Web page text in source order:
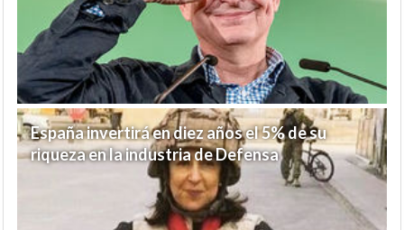
España invertirá en diez años el 5% de su
riqueza en la industria de Defensa